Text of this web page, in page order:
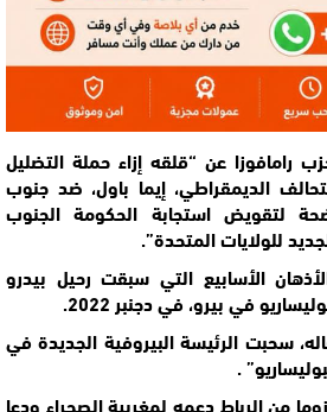
رامافوزا عن “قلقه إزاء حملة التضليل
الديمقراطي، إيما باول، ضد جنوب
لتقويض استجابة الحكومة الجنوب
للولايات المتحدة”.
الأسابيع التي سبقت رحيل بيدرو
في بيرو، في دجنبر 2022.
سحبت الرئيسة البيروفية الجديدة في
من الرباط دعمه لمغربية الصحراء ودعا